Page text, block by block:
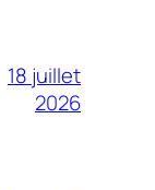
18 juillet
2026